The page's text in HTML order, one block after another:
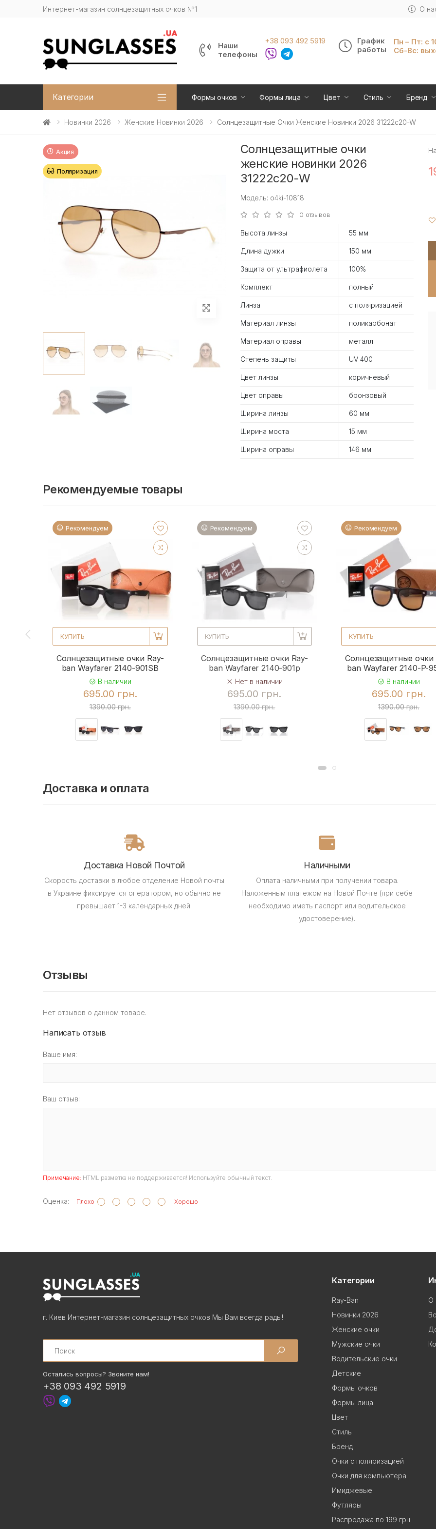
Интернет-магазин солнцезащитных очков №1 О
Наши
телефоны
+38 093 492 5919
График
работы
Пн – Пт: с
Сб-Вс:
Категории Формы очков Формы лица Цвет Стиль Бренд
Новинки 2026 Женские Новинки 2026 Солнцезащитные Очки Женские Новинки 2026 31222c20-W
Акция
Поляризация
Солнцезащитные очки
женские новинки 2026
31222c20-W
Модель: o4ki-10818
0 отзывов
Высота линзы 55 мм
Длина дужки 150 мм
Защита от ультрафиолета 100%
Комплект полный
Линза с поляризацией
Материал линзы поликарбонат
Материал оправы металл
Степень защиты UV 400
Цвет линзы коричневый
Цвет оправы бронзовый
Ширина линзы 60 мм
Ширина моста 15 мм
Ширина оправы 146 мм
Рекомендуемые товары
Рекомендуем
КУПИТЬ
Солнцезащитные очки Ray-
ban Wayfarer 2140-901SB
В наличии
695.00 грн.
1390.00 грн.
Рекомендуем
КУПИТЬ
Солнцезащитные очки Ray-
ban Wayfarer 2140-901p
Нет в наличии
695.00 грн.
1390.00 грн.
Рекомендуем
КУПИТЬ
Солнцезащитные очки
ban Wayfarer 2140-P-
В наличии
695.00 грн.
1390.00 грн.
Доставка и оплата
Доставка Новой Почтой
Скорость доставки в любое отделение Новой почты
в Украине фиксируется оператором, но обычно не
превышает 1-3 календарных дней.
Наличными
Оплата наличными при получении товара.
Наложенным платежом на Новой Почте (при себе
необходимо иметь паспорт или водительское
удостоверение).
Отзывы
Нет отзывов о данном товаре.
Написать отзыв
Ваше имя:
Ваш отзыв:
Примечание: HTML разметка не поддерживается! Используйте обычный текст.
Оценка: Плохо Хорошо
г. Киев Интернет-магазин солнцезащитных очков Мы Вам всегда рады!
Search
Остались вопросы? Звоните нам!
+38 093 492 5919
Категории
Ray-Ban
Новинки 2026
Женские очки
Мужские очки
Водительские очки
Детские
Формы очков
Формы лица
Цвет
Стиль
Бренд
Очки с поляризацией
Очки для компьютера
Имиджевые
Футляры
Распродажа по 199 грн
О